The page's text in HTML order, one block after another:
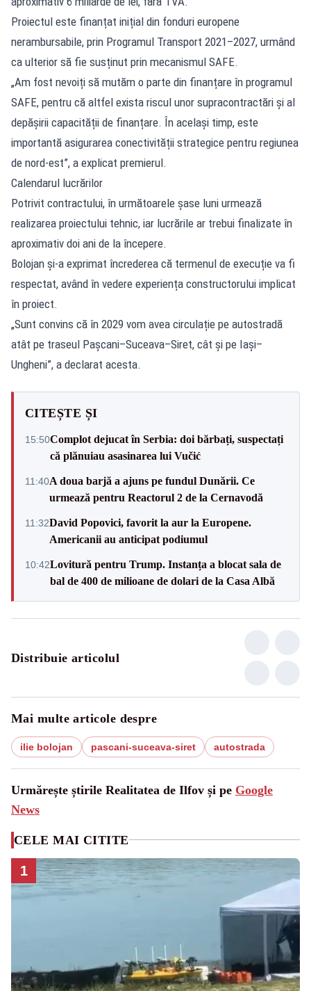
Proiectul este finanțat inițial din fonduri europene
nerambursabile, prin Programul Transport 2021–2027, urmând
ca ulterior să fie susținut prin mecanismul SAFE.
„Am fost nevoiți să mutăm o parte din finanțare în programul
SAFE, pentru că altfel exista riscul unor supracontractări și al
depășirii capacității de finanțare. În același timp, este
importantă asigurarea conectivității strategice pentru regiunea
de nord-est”, a explicat premierul.
Calendarul lucrărilor
Potrivit contractului, în următoarele șase luni urmează
realizarea proiectului tehnic, iar lucrările ar trebui finalizate în
aproximativ doi ani de la începere.
Bolojan și-a exprimat încrederea că termenul de execuție va fi
respectat, având în vedere experiența constructorului implicat
în proiect.
„Sunt convins că în 2029 vom avea circulație pe autostradă
atât pe traseul Pașcani–Suceava–Siret, cât și pe Iași–
Ungheni”, a declarat acesta.
CITEȘTE ȘI
15:50Complot dejucat în Serbia: doi bărbați, suspectați
că plănuiau asasinarea lui Vučić
11:40A doua barjă a ajuns pe fundul Dunării. Ce
urmează pentru Reactorul 2 de la Cernavodă
11:32David Popovici, favorit la aur la Europene.
Americanii au anticipat podiumul
10:42Lovitură pentru Trump. Instanța a blocat sala de
bal de 400 de milioane de dolari de la Casa Albă
Distribuie articolul
Mai multe articole despre
ilie bolojan pascani-suceava-siret autostrada
Urmărește știrile Realitatea de Ilfov și pe Google
News
CELE MAI CITITE
1